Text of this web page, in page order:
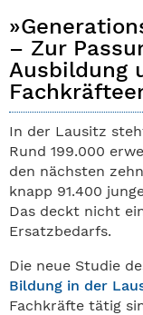
– Zur
Ausbildung
In der Lausitz
Rund 199.000
den nächsten
knapp 91.400
Das deckt nicht
Ersatzbedarfs.
Die neue Studie
Bildung in der
Fachkräfte tätig